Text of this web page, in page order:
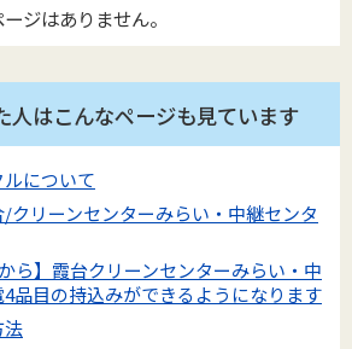
ジはありません。
人はこんなページも見ています
について
クリーンセンターみらい・中継センタ
ら】霞台クリーンセンターみらい・中
品目の持込みができるようになります
法